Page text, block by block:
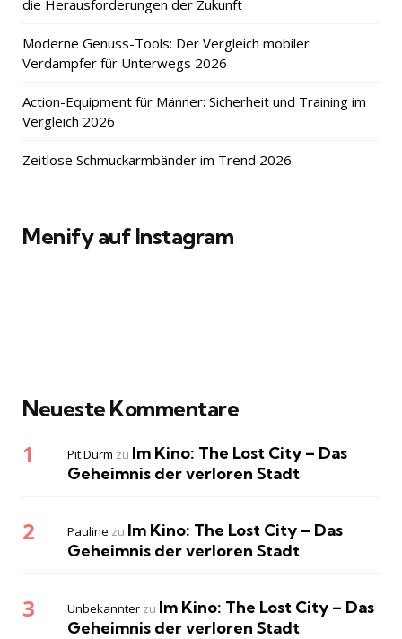
die Herausforderungen der Zukunft
Moderne Genuss-Tools: Der Vergleich mobiler
Verdampfer für Unterwegs 2026
Action-Equipment für Männer: Sicherheit und Training im
Vergleich 2026
Zeitlose Schmuckarmbänder im Trend 2026
Menify auf Instagram
Neueste Kommentare
Pit Durm zu Im Kino: The Lost City – Das
Geheimnis der verloren Stadt
Pauline zu Im Kino: The Lost City – Das
Geheimnis der verloren Stadt
Unbekannter zu Im Kino: The Lost City – Das
Geheimnis der verloren Stadt